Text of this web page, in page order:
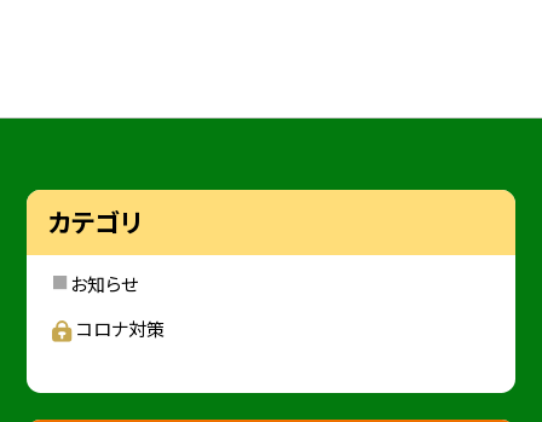
カテゴリ
お知らせ
コロナ対策